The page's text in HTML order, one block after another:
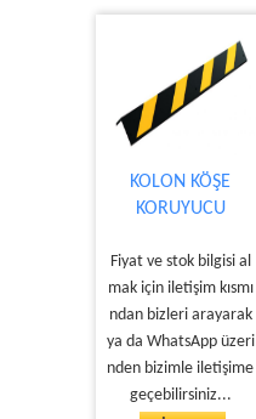
KOLON KÖŞE
KORUYUCU
Fiyat ve stok bilgisi al
mak için iletişim kısmı
ndan bizleri arayarak
ya da WhatsApp üzeri
nden bizimle iletişime
geçebilirsiniz...